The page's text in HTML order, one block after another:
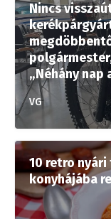
Nincs
„Néhány
VG
10 retro
konyhájába